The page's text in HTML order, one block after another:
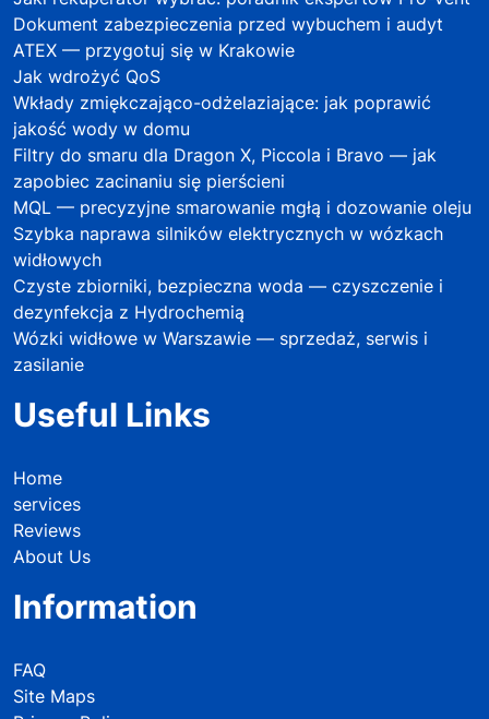
Dokument zabezpieczenia przed wybuchem i audyt
ATEX — przygotuj się w Krakowie
Jak wdrożyć QoS
Wkłady zmiękczająco-odżelaziające: jak poprawić
jakość wody w domu
Filtry do smaru dla Dragon X, Piccola i Bravo — jak
zapobiec zacinaniu się pierścieni
MQL — precyzyjne smarowanie mgłą i dozowanie oleju
Szybka naprawa silników elektrycznych w wózkach
widłowych
Czyste zbiorniki, bezpieczna woda — czyszczenie i
dezynfekcja z Hydrochemią
Wózki widłowe w Warszawie — sprzedaż, serwis i
zasilanie
Useful Links
Home
services
Reviews
About Us
Information
FAQ
Site Maps